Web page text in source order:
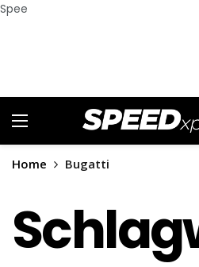
Spee
Home Bugatti